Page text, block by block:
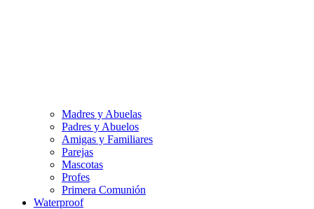
Madres y Abuelas
Padres y Abuelos
Amigas y Familiares
Parejas
Mascotas
Profes
Primera Comunión
Waterproof